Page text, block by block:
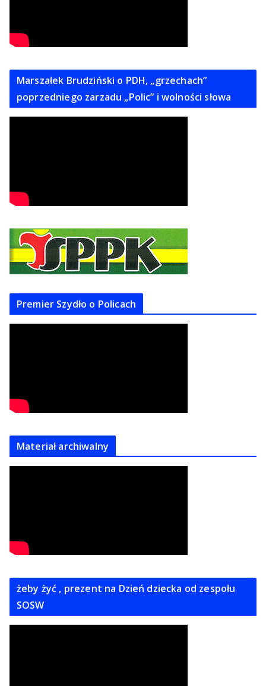
Marszałek Brudziński o PDH, „grzechach”
poprzedniego zarzadu „Polic” i wolności słowa
Premier Szydło o Policach
Materiał archiwalny
żeby żyć , prezent na Dzień dziecka od zespołu
SOSW